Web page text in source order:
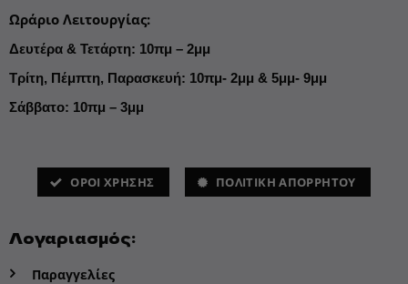
Ωράριο Λειτουργίας:
Δευτέρα & Τετάρτη: 10πμ – 2μμ
Τρίτη, Πέμπτη, Παρασκευή: 10πμ- 2μμ & 5μμ- 9μμ
Σάββατο: 10πμ – 3μμ
ΌΡΟΙ ΧΡΗΣΗΣ ΠΟΛΙΤΙΚΗ ΑΠΟΡΡΗΤΟΥ
Λογαριασμός:
Παραγγελίες